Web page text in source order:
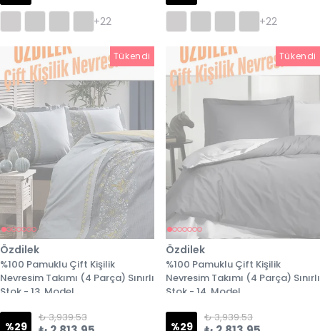
+22 +22
Tükendi Tükendi
Özdilek
%100 Pamuklu Çift Kişilik
Nevresim Takımı (4 Parça) Sınırlı
Stok - 13. Model
%29
₺ 3,939.53
Tükendi
Özdilek
%100 Pamuklu Çift Kişilik
Nevresim Takımı (4 Parça) Sınırlı
Stok - 14. Model
%29
₺ 3,939.53